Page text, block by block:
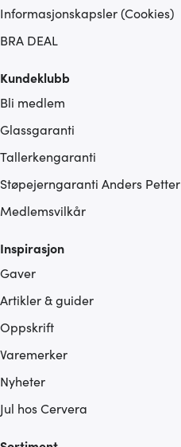
Informasjonskapsler (Cookies)
BRA DEAL
Kundeklubb
Bli medlem
Glassgaranti
Tallerkengaranti
Støpejerngaranti Anders Petter
Medlemsvilkår
Inspirasjon
Gaver
Artikler & guider
Oppskrift
Varemerker
Nyheter
Jul hos Cervera